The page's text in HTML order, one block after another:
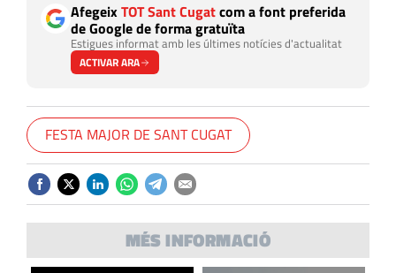
AfegeixTOT Sant Cugatcom a font preferida
de Google de forma gratuïta
Estigues informat amb les últimes notícies d'actualitat
ACTIVAR ARA
FESTA MAJOR DE SANT CUGAT
MÉS INFORMACIÓ